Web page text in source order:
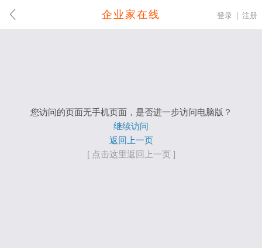
企业家在线 登录 注册
您访问的页面无手机页面，是否进一步访问电脑版？
继续访问
返回上一页
[ 点击这里返回上一页 ]